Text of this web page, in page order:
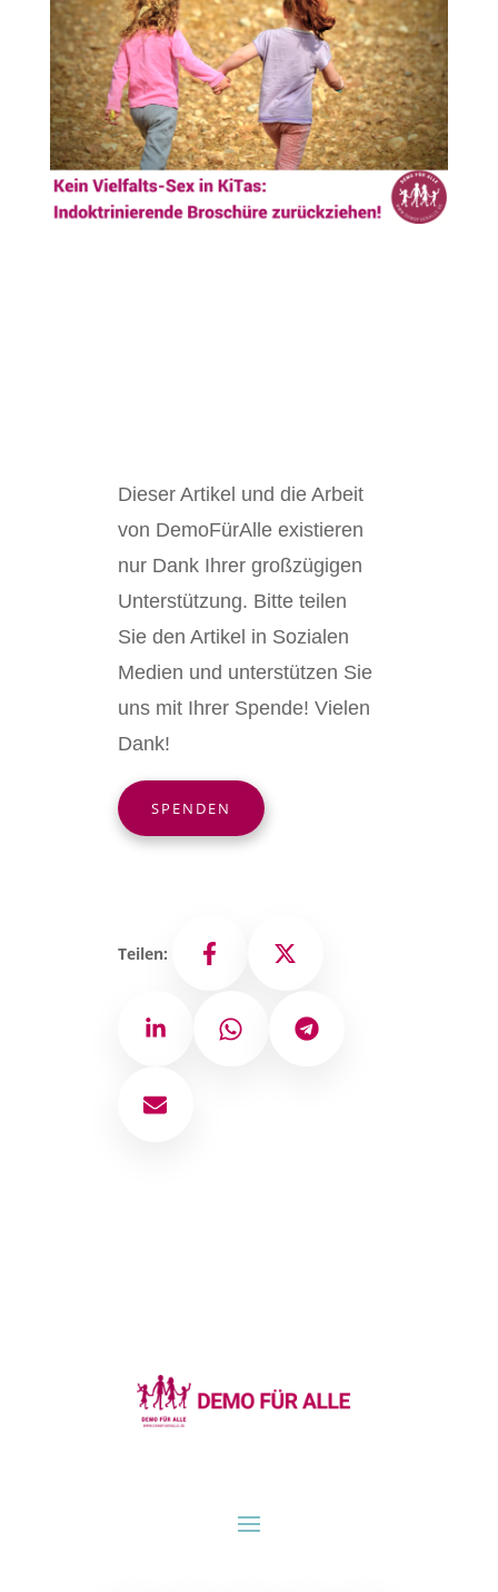
Dieser Artikel und die Arbeit
von DemoFürAlle existieren
nur Dank Ihrer großzügigen
Unterstützung. Bitte teilen
Sie den Artikel in Sozialen
Medien und unterstützen Sie
uns mit Ihrer Spende! Vielen
Dank!
SPENDEN
Teilen: Facebook X
LinkedIn WhatsAppTelegram
E-Mail